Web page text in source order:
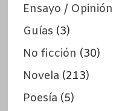
Ensayo / Opinión
Guías (3)
No ficción (30)
Novela (213)
Poesía (5)